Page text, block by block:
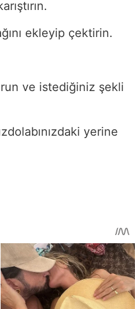
ekleyip çektirin.
ve istediğiniz şekli
yerine